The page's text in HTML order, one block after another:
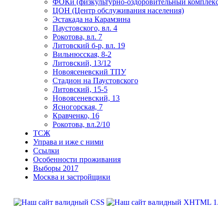
ФОКи (физкультурно-оздоровительный
ЦОН (Центр обслуживания населения)
Эстакада на Карамзина
Паустовского, вл. 4
Рокотова, вл. 7
Литовский б-р, вл. 19
Вильнюсская, 8-2
Литовский, 13/12
Новоясеневский ТПУ
Стадион на Паустовского
Литовский, 15-5
Новоясеневский, 13
Ясногорская, 7
Кравченко, 16
Рокотова, вл.2/10
ТСЖ
Управа и иже с ними
Ссылки
Особенности проживания
Выборы 2017
Москва и застройщики